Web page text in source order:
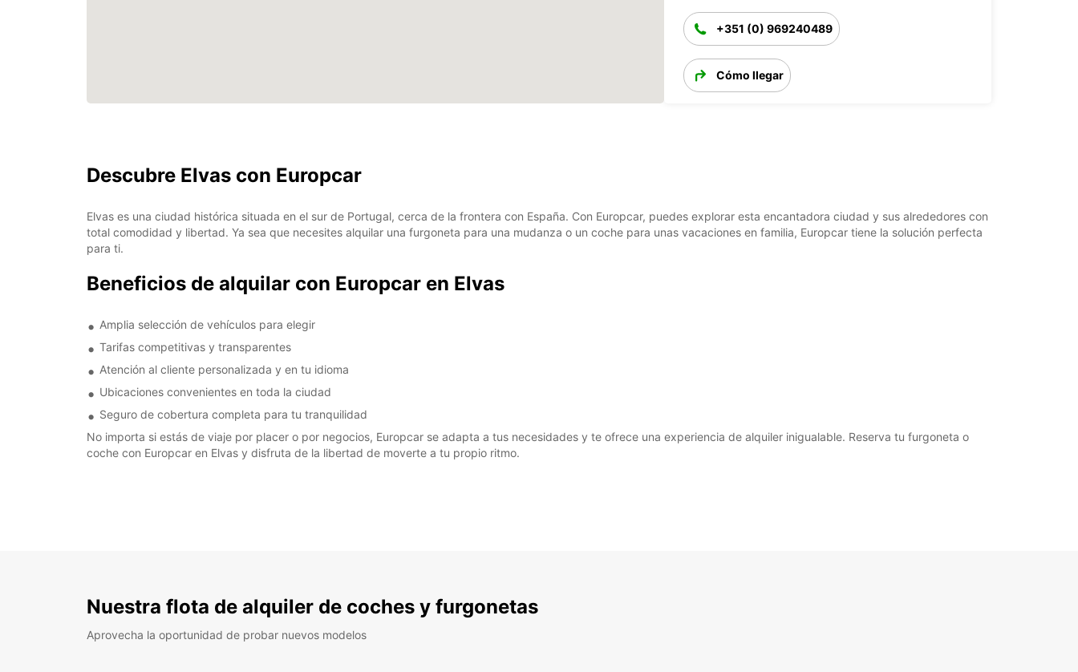
+351 (0) 969240489
Cómo llegar
Descubre Elvas con Europcar
Elvas es una ciudad histórica situada en el sur de Portugal, cerca de la frontera con España. Con Europcar, puedes explorar esta encantadora ciudad y sus alrededores con
total comodidad y libertad. Ya sea que necesites alquilar una furgoneta para una mudanza o un coche para unas vacaciones en familia, Europcar tiene la solución perfecta
para ti.
Beneficios de alquilar con Europcar en Elvas
Amplia selección de vehículos para elegir
Tarifas competitivas y transparentes
Atención al cliente personalizada y en tu idioma
Ubicaciones convenientes en toda la ciudad
Seguro de cobertura completa para tu tranquilidad
No importa si estás de viaje por placer o por negocios, Europcar se adapta a tus necesidades y te ofrece una experiencia de alquiler inigualable. Reserva tu furgoneta o
coche con Europcar en Elvas y disfruta de la libertad de moverte a tu propio ritmo.
Nuestra flota de alquiler de coches y furgonetas
Aprovecha la oportunidad de probar nuevos modelos